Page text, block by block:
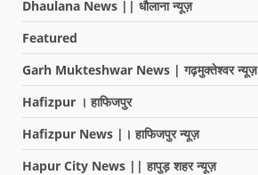
Dhaulana News || धौलाना न्यूज़
Featured
Garh Mukteshwar News | गढ़मुक्तेश्वर न्यूज़
Hafizpur । हाफिजपुर
Hafizpur News |। हाफिजपुर न्यूज़
Hapur City News || हापुड़ शहर न्यूज़